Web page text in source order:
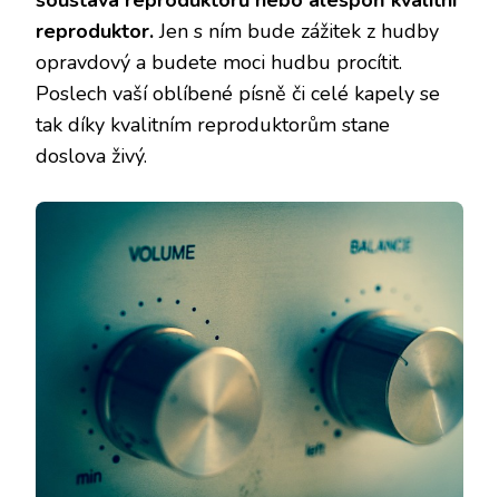
reproduktor.Jen s ním bude zážitek z hudby
opravdový a budete moci hudbu procítit.
Poslech vaší oblíbené písně či celé kapely se
tak díky kvalitním reproduktorům stane
doslova živý.